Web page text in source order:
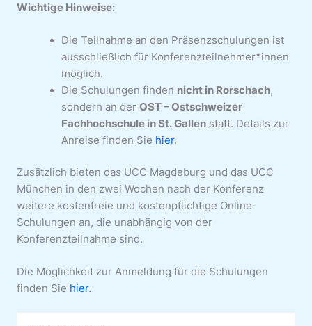
Wichtige Hinweise:
Die Teilnahme an den Präsenzschulungen ist
ausschließlich für Konferenzteilnehmer*innen
möglich.
Die Schulungen finden nicht in Rorschach,
sondern an der OST – Ostschweizer
Fachhochschule in St. Gallenstatt. Details zur
Anreise finden Sie hier.
Zusätzlich bieten das UCC Magdeburg und das UCC
München in den zwei Wochen nach der Konferenz
weitere kostenfreie und kostenpflichtige Online-
Schulungen an, die unabhängig von der
Konferenzteilnahme sind.
Die Möglichkeit zur Anmeldung für die Schulungen
finden Sie hier.